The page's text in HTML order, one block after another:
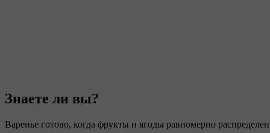
Знаете ли вы?
Варенье готово, когда фрукты и ягоды равномерно